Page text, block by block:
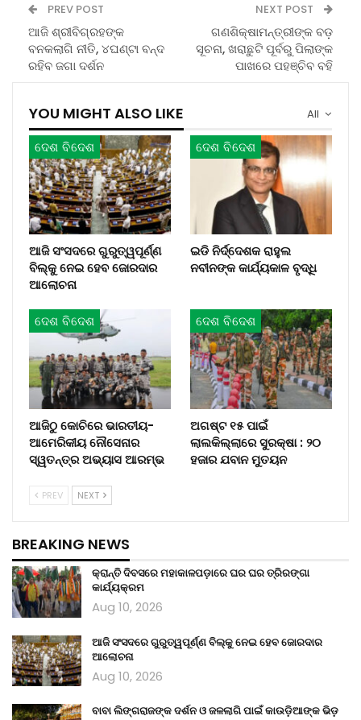
PREV POST
ଆଜି ଶ୍ରୀବିଗ୍ରହଙ୍କ
ବନକଲାଗି ନୀତି, ୪ଘଣ୍ଟା ବନ୍ଦ
ରହିବ ଜଗା ଦର୍ଶନ
NEXT POST
ଗଣଶିକ୍ଷାମନ୍ତ୍ରୀଙ୍କ ବଡ଼
ସୂଚନା, ଖରାଛୁଟି ପୂର୍ବରୁ ପିଲାଙ୍କ
ପାଖରେ ପହଞ୍ଚିବ ବହି
All
YOU MIGHT ALSO LIKE
ଦେଶ ବିଦେଶ
ଆଜି ସଂସଦରେ ଗୁରୁତ୍ୱପୂର୍ଣ୍ଣ
ବିଲ୍‌କୁ ନେଇ ହେବ ଜୋରଦାର
ଆଲୋଚନା
ଦେଶ ବିଦେଶ
ଇଡି ନିର୍ଦ୍ଦେଶକ ରାହୁଲ
ନବୀନଙ୍କ କାର୍ଯ୍ୟକାଳ ବୃଦ୍ଧି
ଦେଶ ବିଦେଶ
ଆଜିଠୁ କୋଚିରେ ଭାରତୀୟ-
ଆମେରିକୀୟ ନୌସେନାର
ସ୍ୱତନ୍ତ୍ର ଅଭ୍ୟାସ ଆରମ୍ଭ
ଦେଶ ବିଦେଶ
ଅଗଷ୍ଟ ୧୫ ପାଇଁ
ଲାଲକିଲ୍ଲାରେ ସୁରକ୍ଷା : ୨୦
ହଜାର ଯବାନ ମୁତୟନ
PREV NEXT
BREAKING NEWS
କ୍ରାନ୍ତି ଦିବସରେ ମହାକାଳପଡ଼ାରେ ଘର ଘର ତ୍ରିରଙ୍ଗା
କାର୍ଯ୍ୟକ୍ରମ
Aug 10, 2026
ଆଜି ସଂସଦରେ ଗୁରୁତ୍ୱପୂର୍ଣ୍ଣ ବିଲ୍‌କୁ ନେଇ ହେବ ଜୋରଦାର
ଆଲୋଚନା
Aug 10, 2026
ବାବା ଲିଙ୍ଗରାଜଙ୍କ ଦର୍ଶନ ଓ ଜଳଲାଗି ପାଇଁ କାଉଡ଼ିଆଙ୍କ ଭିଡ଼